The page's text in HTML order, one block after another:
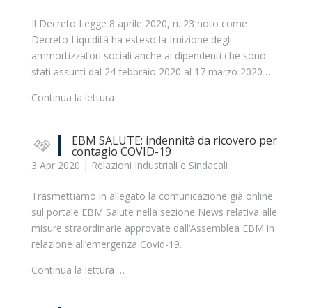
Il Decreto Legge 8 aprile 2020, n. 23 noto come
Decreto Liquidità ha esteso la fruizione degli
ammortizzatori sociali anche ai dipendenti che sono
stati assunti dal 24 febbraio 2020 al 17 marzo 2020 …
Continua la lettura
EBM SALUTE: indennità da ricovero per
contagio COVID-19
3 Apr 2020 | Relazioni Industriali e Sindacali
Trasmettiamo in allegato la comunicazione già online
sul portale EBM Salute nella sezione News relativa alle
misure straordinarie approvate dall’Assemblea EBM in
relazione all’emergenza Covid-19.
Continua la lettura …